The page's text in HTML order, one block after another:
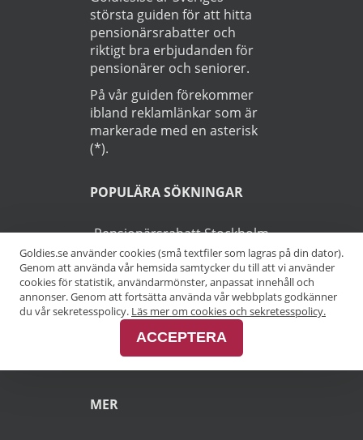
största guiden för att hitta
pensionärsrabatter och
riktigt bra erbjudanden för
pensionärer och seniorer.
På vår guiden förekommer
ibland reklamlänkar som är
markerade med en asterisk
(*).
POPULÄRA SÖKNINGAR
Pensionärsrabatt Stockholm
Pensionärsrabatt Göteborg
Pensionärsrabatt Malmö
Pensionärsrabatt Skåne
MER
Goldies.se använder cookies (små textfiler som lagras på din dator).
Genom att använda vår hemsida samtycker du till att vi använder
cookies för statistik, användarmönster, anpassat innehåll och
annonser. Genom att fortsätta använda vår webbplats godkänner
du vår sekretesspolicy. Läs mer om cookies och sekretesspolicy.
ACCEPTERA